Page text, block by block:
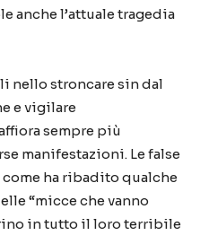
anche l’attuale tragedia
nello stroncare sin dal
e vigilare
sempre più
manifestazioni. Le false
ha ribadito qualche
“micce che vanno
in tutto il loro terribile